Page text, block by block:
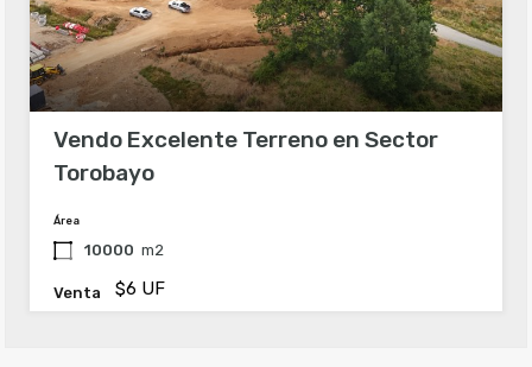
Vendo Excelente Terreno en Sector
Torobayo
Área
10000 m2
Venta $6 UF